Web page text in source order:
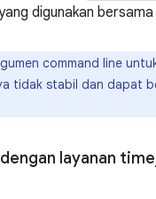
digunakan
command line
tidak stabil dan dapat
layanan time